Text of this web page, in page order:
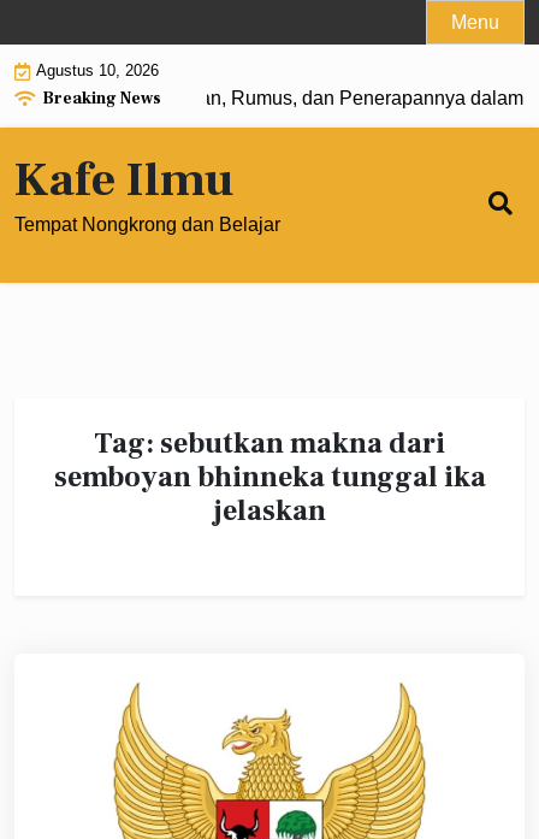
to
content
Menu
Agustus 10, 2026
Breaking News
Pangkat 0: Pengertian, Rumus, dan Penerapannya dalam
Kafe Ilmu
Tempat Nongkrong dan Belajar
Tag: sebutkan makna dari
semboyan bhinneka tunggal ika
jelaskan